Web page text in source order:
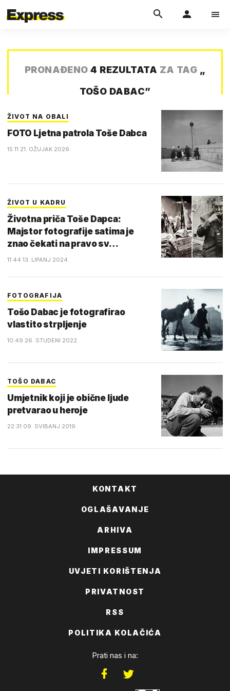
PRONAĐENO 4 REZULTATA ZA TAG „
TOŠO DABAC”
ŽIVOT NA OBALI
FOTO Ljetna patrola Toše Dabca
15:11 21. OŽUJAK 2026.
ŽIVOT U KADRU
Životna priča Toše Dapca:
Majstor fotografije satima je
znao čekati na pravo sv…
11:44 13. LIPANJ 2024.
FOTOGRAFIJA
Tošo Dabac je fotografirao
vlastito strpljenje
10:49 26. STUDENI 2022.
TOŠO DABAC
Umjetnik koji je obične ljude
pretvarao u heroje
22:31 09. SVIBANJ 2019.
KONTAKT
OGLAŠAVANJE
ARHIVA
IMPRESSUM
UVJETI KORIŠTENJA
PRIVATNOST
RSS
POLITIKA KOLAČIĆA
Prati nas i na: